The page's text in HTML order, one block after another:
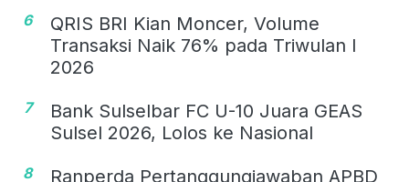
6
QRIS BRI Kian Moncer, Volume
Transaksi Naik 76% pada Triwulan I
2026
7
Bank Sulselbar FC U-10 Juara GEAS
Sulsel 2026, Lolos ke Nasional
8
Ranperda Pertanggungjawaban APBD